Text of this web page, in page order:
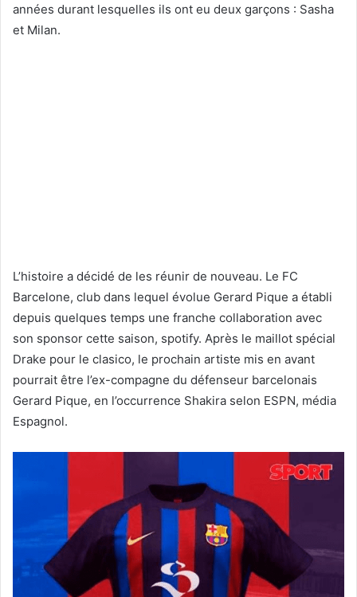
années durant lesquelles ils ont eu deux garçons : Sasha
et Milan.
L’histoire a décidé de les réunir de nouveau. Le FC
Barcelone, club dans lequel évolue Gerard Pique a établi
depuis quelques temps une franche collaboration avec
son sponsor cette saison, spotify. Après le maillot spécial
Drake pour le clasico, le prochain artiste mis en avant
pourrait être l’ex-compagne du défenseur barcelonais
Gerard Pique, en l’occurrence Shakira selon ESPN, média
Espagnol.